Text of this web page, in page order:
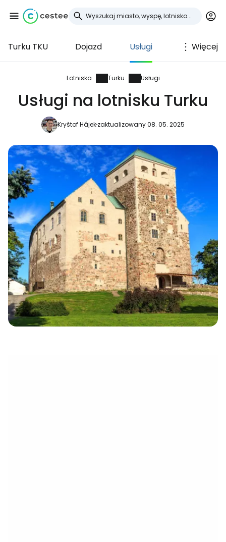
Turku TKU Dojazd Usługi Więcej
Lotniska Turku Usługi
Usługi na lotnisku Turku
Kryštof Hájekzaktualizowany 08. 05. 2025
Zaloguj się do
Cestee
... światowej społeczności podróżniczej
Kontynuuj z Facebookiem
Kontynuuj z e-mailem